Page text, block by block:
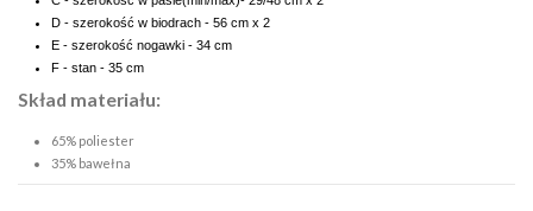
D - szerokość w biodrach - 56 cm x 2
E - szerokość nogawki - 34 cm
F - stan - 35 cm
Skład materiału:
65% poliester
35% bawełna